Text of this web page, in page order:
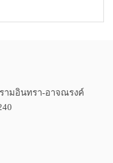
ามอินทรา-อาจณรงค์